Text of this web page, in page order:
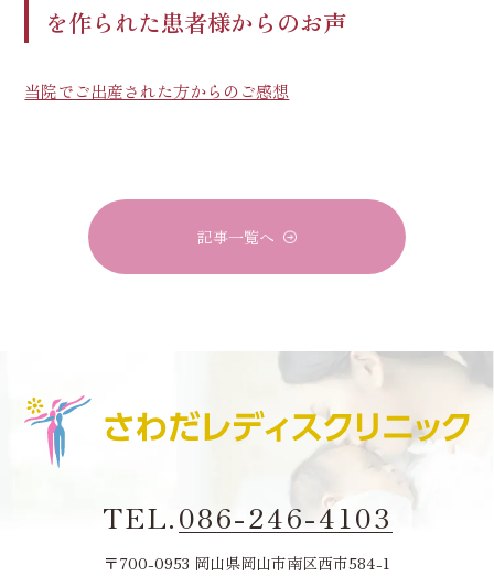
を作られた患者様からのお声
当院でご出産された方からのご感想
記事一覧へ
TEL.086-246-4103
〒700-0953 岡山県岡山市南区西市584-1